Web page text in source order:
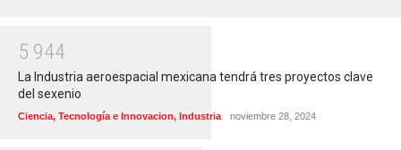
5 944
La Industria aeroespacial mexicana tendrá tres proyectos clave
del sexenio
Ciencia, Tecnología e Innovacion, Industria noviembre 28, 2024